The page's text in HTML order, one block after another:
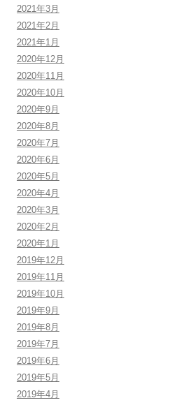
2021年3月
2021年2月
2021年1月
2020年12月
2020年11月
2020年10月
2020年9月
2020年8月
2020年7月
2020年6月
2020年5月
2020年4月
2020年3月
2020年2月
2020年1月
2019年12月
2019年11月
2019年10月
2019年9月
2019年8月
2019年7月
2019年6月
2019年5月
2019年4月